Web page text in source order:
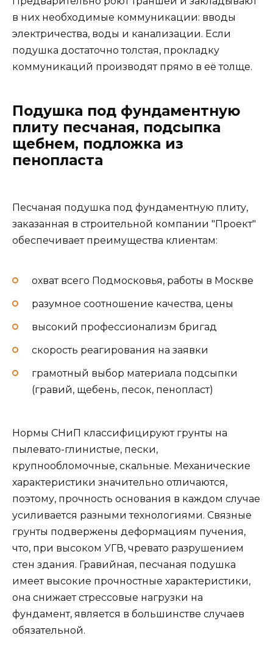
в них необходимые коммуникации: вводы
электричества, воды и канализации. Если
подушка достаточно толстая, прокладку
коммуникаций производят прямо в её толще.
Подушка под фундаментную
плиту песчаная, подсыпка
щебнем, подложка из
пенопласта
Песчаная подушка под фундаментную плиту,
заказанная в строительной компании "Проект"
обеспечивает преимущества клиентам:
охват всего Подмосковья, работы в Москве
разумное соотношение качества, цены
высокий профессионализм бригад
скорость реагирования на заявки
грамотный выбор материала подсыпки
(гравий, щебень, песок, пенопласт)
Нормы СНиП классифицируют грунты на
пылевато-глинистые, пески,
крупнообломочные, скальные. Механические
характеристики значительно отличаются,
поэтому, прочность основания в каждом случае
усиливается разными технологиями. Связные
грунты подвержены деформациям пучения,
что, при высоком УГВ, чревато разрушением
стен здания. Гравийная, песчаная подушка
имеет высокие прочностные характеристики,
она снижает стрессовые нагрузки на
фундамент, является в большинстве случаев
обязательной.